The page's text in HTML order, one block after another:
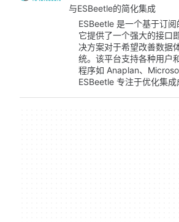
与ESBeetle的简化集成
ESBeetle 是一个基于订
它提供了一个强大的接口
决方案对于希望改善数据
统。该平台支持各种用户
程序如 Anaplan、
ESBeetle 专注于优化集